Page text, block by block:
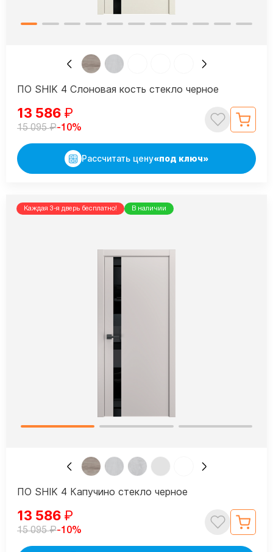
ПО SHIK 4 Слоновая кость стекло черное
13 586 ₽
15 095₽-10%
Рассчитать цену«под ключ»
Каждая 3-я дверь бесплатно! В наличии
ПО SHIK 4 Капучино стекло черное
13 586 ₽
15 095₽-10%